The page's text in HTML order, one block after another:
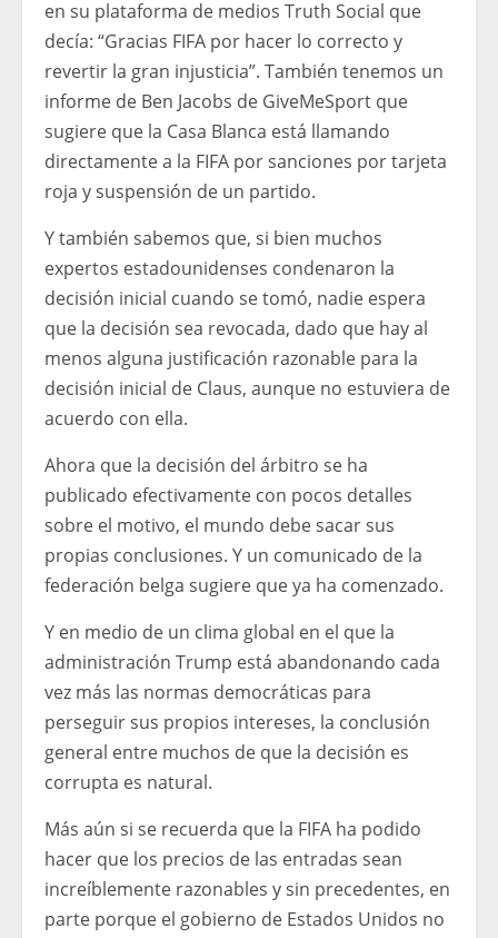
en su plataforma de medios Truth Social que
decía: “Gracias FIFA por hacer lo correcto y
revertir la gran injusticia”. También tenemos un
informe de Ben Jacobs de GiveMeSport que
sugiere que la Casa Blanca está llamando
directamente a la FIFA por sanciones por tarjeta
roja y suspensión de un partido.
Y también sabemos que, si bien muchos
expertos estadounidenses condenaron la
decisión inicial cuando se tomó, nadie espera
que la decisión sea revocada, dado que hay al
menos alguna justificación razonable para la
decisión inicial de Claus, aunque no estuviera de
acuerdo con ella.
Ahora que la decisión del árbitro se ha
publicado efectivamente con pocos detalles
sobre el motivo, el mundo debe sacar sus
propias conclusiones. Y un comunicado de la
federación belga sugiere que ya ha comenzado.
Y en medio de un clima global en el que la
administración Trump está abandonando cada
vez más las normas democráticas para
perseguir sus propios intereses, la conclusión
general entre muchos de que la decisión es
corrupta es natural.
Más aún si se recuerda que la FIFA ha podido
hacer que los precios de las entradas sean
increíblemente razonables y sin precedentes, en
parte porque el gobierno de Estados Unidos no